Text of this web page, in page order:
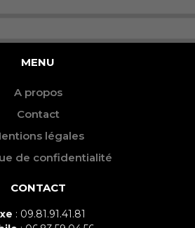
MENU
A propos
Contact
légales
de confidentialité
CONTACT
: 09.81.91.41.81